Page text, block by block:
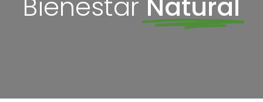
Bienestar Natural